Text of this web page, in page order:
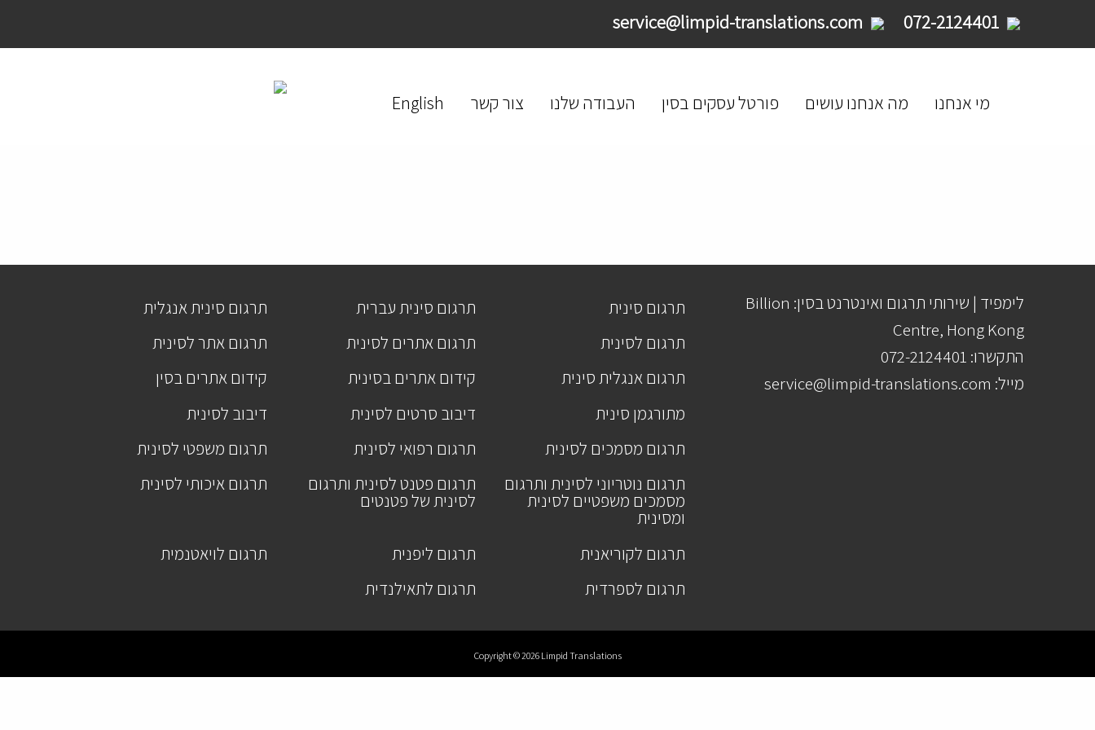
מי אנחנו מה אנחנו עושים פורטל עסקים בסין העבודה שלנו צור קשר English
לימפיד | שירותי תרגום ואינטרנט בסין: Billion
Centre, Hong Kong
התקשרו: 072-2124401
מייל: service@limpid-translations.com
תרגום סינית תרגום סינית עברית
תרגום סינית אנגלית
תרגום לסינית
תרגום אתרים לסינית
תרגום אתר לסינית
תרגום אנגלית סינית
קידום אתרים בסינית
קידום אתרים בסין
מתורגמן סינית
דיבוב סרטים לסינית
דיבוב לסינית
תרגום מסמכים לסינית
תרגום רפואי לסינית
תרגום משפטי לסינית
תרגום נוטריוני לסינית ותרגום
מסמכים משפטיים לסינית
ומסינית
תרגום פטנט לסינית ותרגום
לסינית של פטנטים
תרגום איכותי לסינית
תרגום לקוריאנית תרגום ליפנית
תרגום לויאטנמית
תרגום לספרדית
תרגום לתאילנדית
Copyright © 2026 Limpid Translations